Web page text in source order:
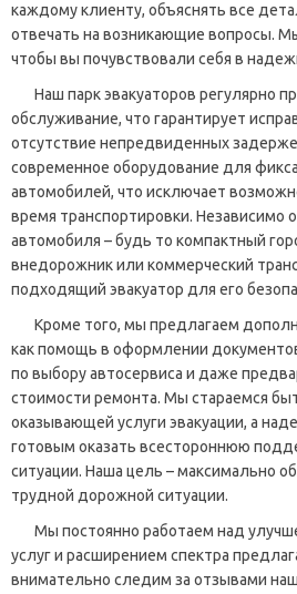
каждому клиенту, объяснять все
отвечать на возникающие вопросы.
чтобы вы почувствовали себя в
Наш парк эвакуаторов регулярно
обслуживание, что гарантирует
отсутствие непредвиденных
современное оборудование для
автомобилей, что исключает
время транспортировки. Независимо
автомобиля – будь то компактный
внедорожник или коммерческий
подходящий эвакуатор для его
Кроме того, мы предлагаем
как помощь в оформлении
по выбору автосервиса и даже
стоимости ремонта. Мы стараемся
оказывающей услуги эвакуации, а
готовым оказать всестороннюю
ситуации. Наша цель – максимально
трудной дорожной ситуации.
Мы постоянно работаем над
услуг и расширением спектра
внимательно следим за отзывами